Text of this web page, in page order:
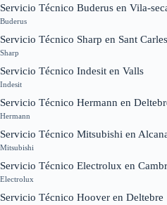
Servicio Técnico Buderus en Vila-
Buderus
Servicio Técnico Sharp en Sant
Sharp
Servicio Técnico Indesit en Valls
Indesit
Servicio Técnico Hermann en
Hermann
Servicio Técnico Mitsubishi en
Mitsubishi
Servicio Técnico Electrolux en
Electrolux
Servicio Técnico Hoover en Deltebre